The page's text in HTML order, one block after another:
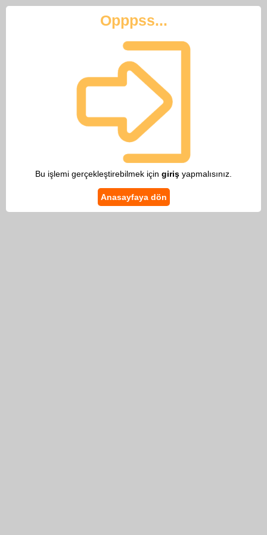
Opppss...
Bu işlemi gerçekleştirebilmek için giriş yapmalısınız.
Anasayfaya dön